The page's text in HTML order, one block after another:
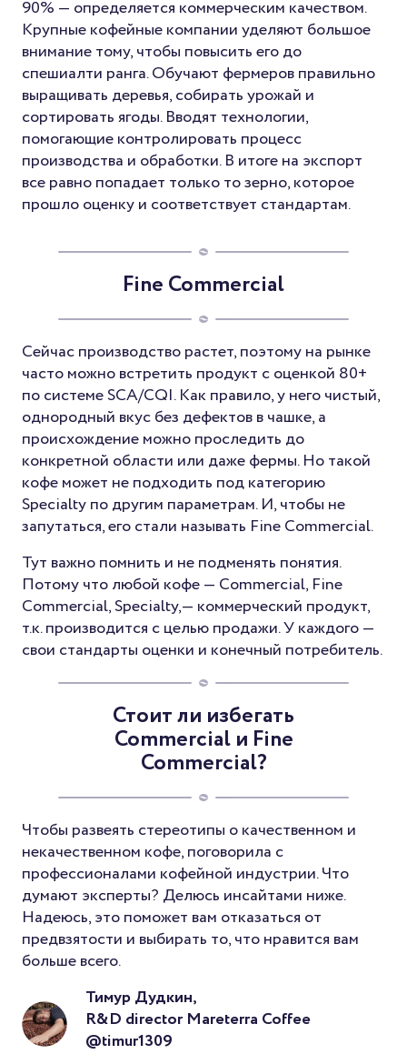
90% — определяется коммерческим качеством.
Крупные кофейные компании уделяют большое
внимание тому, чтобы повысить его до
спешиалти ранга. Обучают фермеров правильно
выращивать деревья, собирать урожай и
сортировать ягоды. Вводят технологии,
помогающие контролировать процесс
производства и обработки. В итоге на экспорт
все равно попадает только то зерно, которое
прошло оценку и соответствует стандартам.
Fine Commercial
Сейчас производство растет, поэтому на рынке
часто можно встретить продукт с оценкой 80+
по системе SCA/CQI. Как правило, у него чистый,
однородный вкус без дефектов в чашке, а
происхождение можно проследить до
конкретной области или даже фермы. Но такой
кофе может не подходить под категорию
Specialty по другим параметрам. И, чтобы не
запутаться, его стали называть Fine Commercial.
Тут важно помнить и не подменять понятия.
Потому что любой кофе — Commercial, Fine
Commercial, Specialty,— коммерческий продукт,
т.к. производится с целью продажи. У каждого —
свои стандарты оценки и конечный потребитель.
Стоит ли избегать
Commercial и Fine
Commercial?
Чтобы развеять стереотипы о качественном и
некачественном кофе, поговорила с
профессионалами кофейной индустрии. Что
думают эксперты? Делюсь инсайтами ниже.
Надеюсь, это поможет вам отказаться от
предвзятости и выбирать то, что нравится вам
больше всего.
Тимур Дудкин,
R&D director Mareterra Coffee
@timur1309